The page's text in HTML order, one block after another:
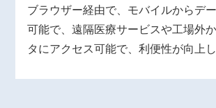
ブラウザー経由で、モバイルからデ
可能で、遠隔医療サービスや工場外
タにアクセス可能で、利便性が向上し